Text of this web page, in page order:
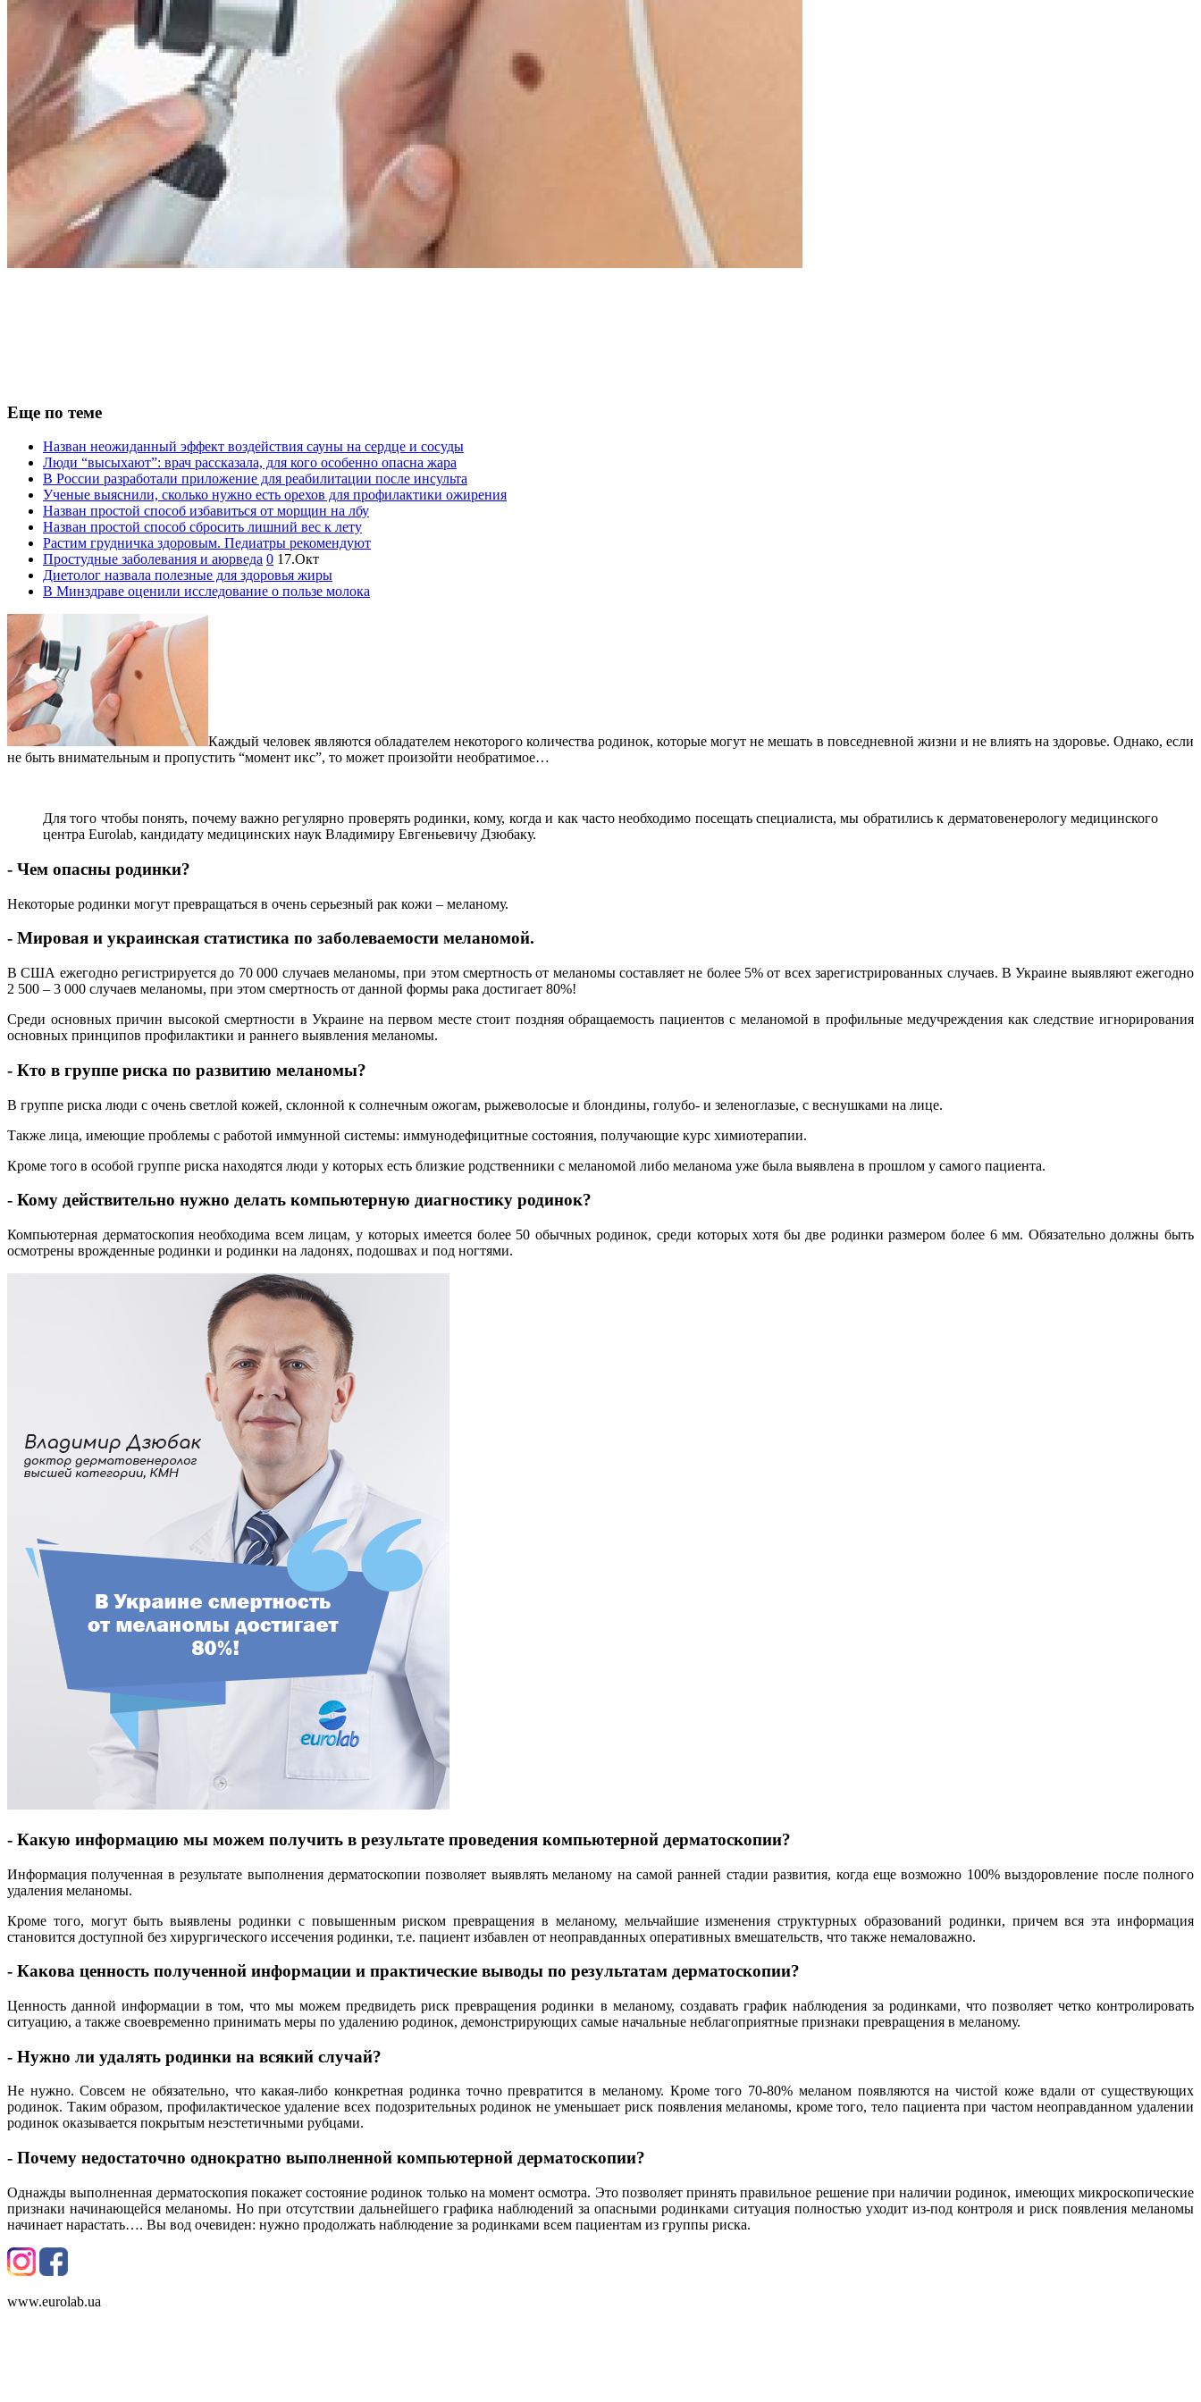
Еще по теме
Назван неожиданный эффект воздействия сауны на сердце и сосуды
Люди “высыхают”: врач рассказала, для кого особенно опасна жара
В России разработали приложение для реабилитации после инсульта
Ученые выяснили, сколько нужно есть орехов для профилактики ожирения
Назван простой способ избавиться от морщин на лбу
Назван простой способ сбросить лишний вес к лету
Растим грудничка здоровым. Педиатры рекомендуют
Простудные заболевания и аюрведа 0 17.Окт
Диетолог назвала полезные для здоровья жиры
В Минздраве оценили исследование о пользе молока
Каждый человек являются обладателем некоторого количества родинок, которые могут не мешать в повседневной жизни и не влиять на здоровье. Однако, если
не быть внимательным и пропустить “момент икс”, то может произойти необратимое…
Для того чтобы понять, почему важно регулярно проверять родинки, кому, когда и как часто необходимо посещать специалиста, мы обратились к дерматовенерологу медицинского
центра Еurolab, кандидату медицинских наук Владимиру Евгеньевичу Дзюбаку.
- Чем опасны родинки?
Некоторые родинки могут превращаться в очень серьезный рак кожи – меланому.
- Мировая и украинская статистика по заболеваемости меланомой.
В США ежегодно регистрируется до 70 000 случаев меланомы, при этом смертность от меланомы составляет не более 5% от всех зарегистрированных случаев. В Украине выявляют ежегодно
2 500 – 3 000 случаев меланомы, при этом смертность от данной формы рака достигает 80%!
Среди основных причин высокой смертности в Украине на первом месте стоит поздняя обращаемость пациентов с меланомой в профильные медучреждения как следствие игнорирования
основных принципов профилактики и раннего выявления меланомы.
- Кто в группе риска по развитию меланомы?
В группе риска люди с очень светлой кожей, склонной к солнечным ожогам, рыжеволосые и блондины, голубо- и зеленоглазые, с веснушками на лице.
Также лица, имеющие проблемы с работой иммунной системы: иммунодефицитные состояния, получающие курс химиотерапии.
Кроме того в особой группе риска находятся люди у которых есть близкие родственники с меланомой либо меланома уже была выявлена в прошлом у самого пациента.
- Кому действительно нужно делать компьютерную диагностику родинок?
Компьютерная дерматоскопия необходима всем лицам, у которых имеется более 50 обычных родинок, среди которых хотя бы две родинки размером более 6 мм. Обязательно должны быть
осмотрены врожденные родинки и родинки на ладонях, подошвах и под ногтями.
- Какую информацию мы можем получить в результате проведения компьютерной дерматоскопии?
Информация полученная в результате выполнения дерматоскопии позволяет выявлять меланому на самой ранней стадии развития, когда еще возможно 100% выздоровление после полного
удаления меланомы.
Кроме того, могут быть выявлены родинки с повышенным риском превращения в меланому, мельчайшие изменения структурных образований родинки, причем вся эта информация
становится доступной без хирургического иссечения родинки, т.е. пациент избавлен от неоправданных оперативных вмешательств, что также немаловажно.
- Какова ценность полученной информации и практические выводы по результатам дерматоскопии?
Ценность данной информации в том, что мы можем предвидеть риск превращения родинки в меланому, создавать график наблюдения за родинками, что позволяет четко контролировать
ситуацию, а также своевременно принимать меры по удалению родинок, демонстрирующих самые начальные неблагоприятные признаки превращения в меланому.
- Нужно ли удалять родинки на всякий случай?
Не нужно. Совсем не обязательно, что какая-либо конкретная родинка точно превратится в меланому. Кроме того 70-80% меланом появляются на чистой коже вдали от существующих
родинок. Таким образом, профилактическое удаление всех подозрительных родинок не уменьшает риск появления меланомы, кроме того, тело пациента при частом неоправданном удалении
родинок оказывается покрытым неэстетичными рубцами.
- Почему недостаточно однократно выполненной компьютерной дерматоскопии?
Однажды выполненная дерматоскопия покажет состояние родинок только на момент осмотра. Это позволяет принять правильное решение при наличии родинок, имеющих микроскопические
признаки начинающейся меланомы. Но при отсутствии дальнейшего графика наблюдений за опасными родинками ситуация полностью уходит из-под контроля и риск появления меланомы
начинает нарастать…. Вы вод очевиден: нужно продолжать наблюдение за родинками всем пациентам из группы риска.
www.eurolab.ua